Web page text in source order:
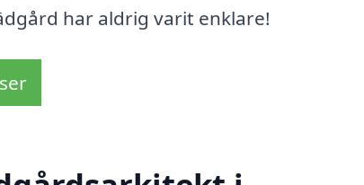
har aldrig varit enklare!